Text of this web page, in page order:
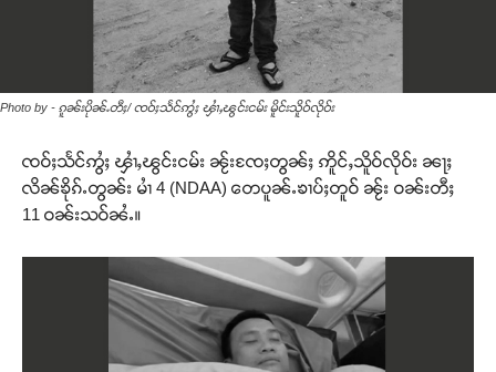
Photo by - ၵူၼ်းပိုၼ်ႉတီႈ/ ၸဝ်ႈသႅင်ဢွႆႈ ၾၢႆႇၽွင်းငမ်း မိူင်းသိူဝ်လိုဝ်း
ၸဝ်ႈသႅင်ဢွႆႈ ၾၢႆႇၽွင်းငမ်း ၼႂ်းၸႄႈတွၼ်ႈ ဢိူင်ႇသိူဝ်လိုဝ်း ၼႃႈ
လိၼ်ၶိုၵ်ႉတွၼ်း မၢႆ 4 (NDAA) တေပူၼ်ႉၶၢပ်ႈတူဝ် ၼႂ်း ဝၼ်းတီႈ
11 ဝၼ်းသဝ်ၼႆႉ။